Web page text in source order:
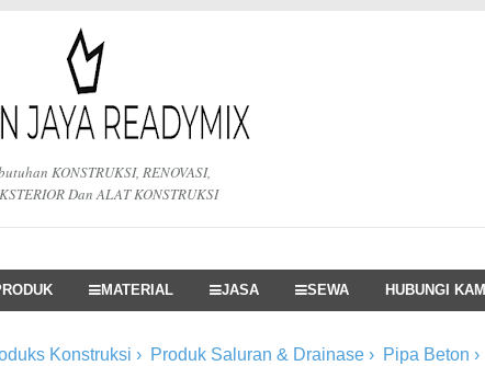
KONSTRUKSI, RENOVASI,
Dan ALAT KONSTRUKSI
MATERIAL JASA SEWA HUBUNGI KAMI
Konstruksi › Produk Saluran & Drainase › Pipa Beton ›